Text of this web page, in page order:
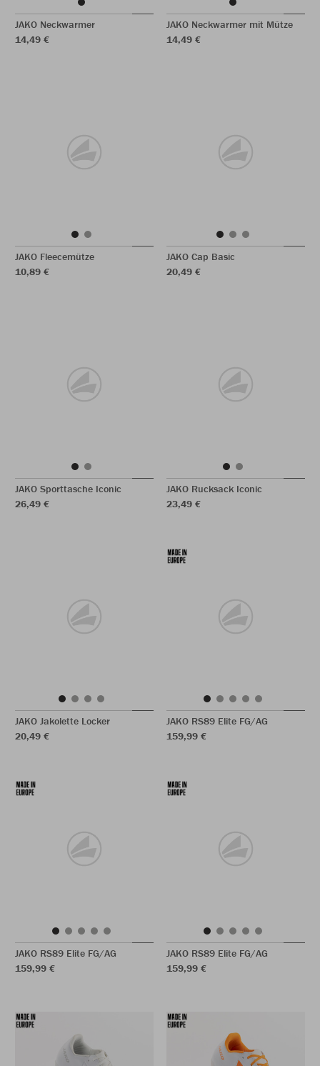
JAKO Neckwarmer
14,49 €
JAKO Neckwarmer mit Mütze
14,49 €
JAKO Fleecemütze
10,89 €
JAKO Cap Basic
20,49 €
JAKO Sporttasche Iconic
26,49 €
JAKO Rucksack Iconic
23,49 €
JAKO Jakolette Locker
20,49 €
JAKO RS89 Elite FG/AG
159,99 €
JAKO RS89 Elite FG/AG
159,99 €
JAKO RS89 Elite FG/AG
159,99 €